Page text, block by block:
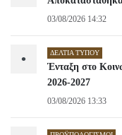
03/08/2026 14:32
• ΔΕΛΤΊΑ ΤΎΠΟΥ
Ένταξη στο
2026-2027
03/08/2026 13:33